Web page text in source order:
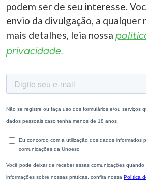
podem ser de seu interesse.
envio da divulgação, a qualquer
mais detalhes, leia nossa
privacidade.